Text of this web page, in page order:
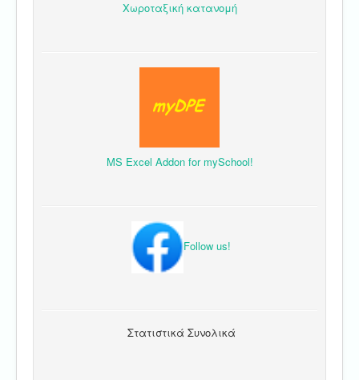
Χωροταξική κατανομή
MS Excel Addon for mySchool!
Follow us!
Στατιστικά Συνολικά